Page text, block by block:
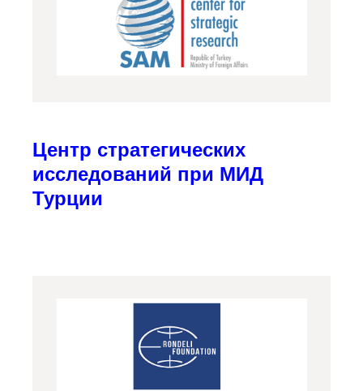
Центр стратегических
исследований при МИД
Турции